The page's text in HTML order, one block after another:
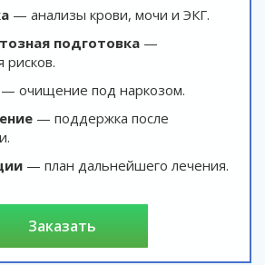
— анализы крови, мочи и ЭКГ.
подготовка —
— очищение под наркозом.
— поддержка после
— план дальнейшего лечения.
заказать